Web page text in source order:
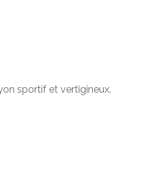
sportif et vertigineux.